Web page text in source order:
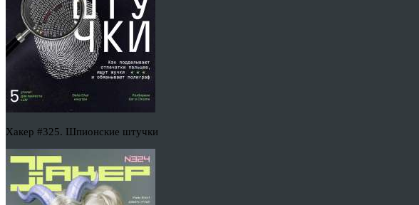
Хакер #325. Шпионские штучки